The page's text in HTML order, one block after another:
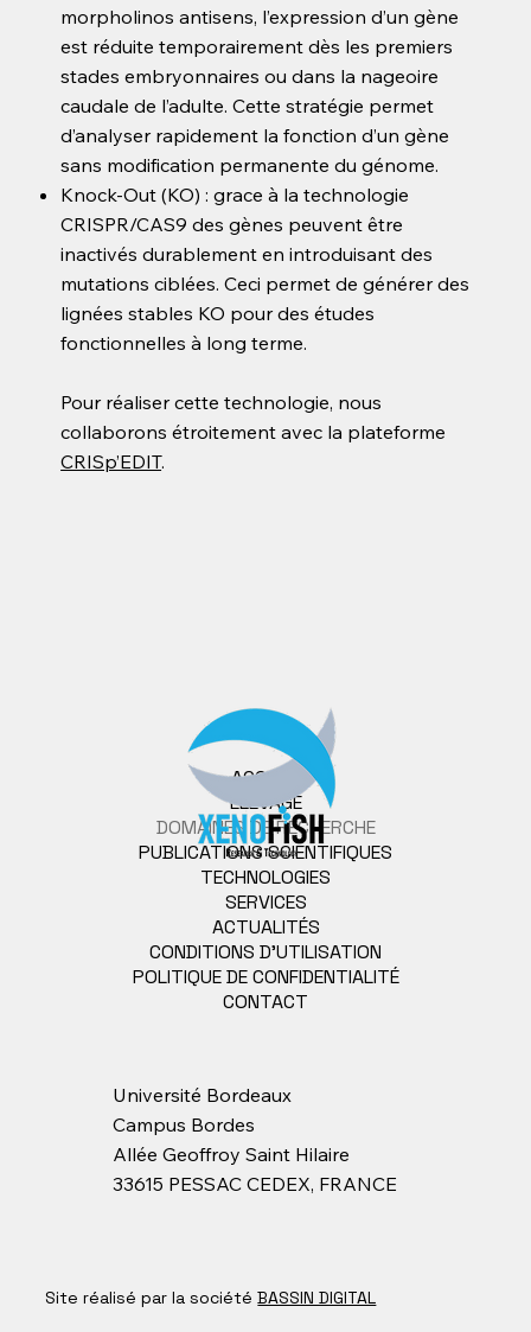
morpholinos antisens, l’expression d’un gène
est réduite temporairement dès les premiers
stades embryonnaires ou dans la nageoire
caudale de l’adulte. Cette stratégie permet
d’analyser rapidement la fonction d’un gène
sans modification permanente du génome.
Knock-Out (KO) : grace à la technologie
CRISPR/CAS9 des gènes peuvent être
inactivés durablement en introduisant des
mutations ciblées. Ceci permet de générer des
lignées stables KO pour des études
fonctionnelles à long terme.
Pour réaliser cette technologie, nous
collaborons étroitement avec la plateforme
CRISp’EDIT.
Site réalisé par la sociétéBASSIN DIGITAL
Université Bordeaux
Campus Bordes
Allée Geoffroy Saint Hilaire
33615 PESSAC CEDEX, FRANCE
ACCUEIL
ÉLEVAGE
DOMAINES DE RECHERCHE
PUBLICATIONS SCIENTIFIQUES
TECHNOLOGIES
SERVICES
ACTUALITÉS
CONDITIONS D'UTILISATION
POLITIQUE DE CONFIDENTIALITÉ
CONTACT